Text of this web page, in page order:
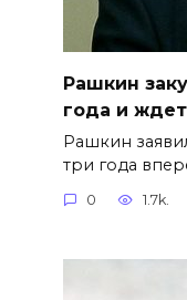
Рашкин
года и
Рашкин
три года
0 1.7k.